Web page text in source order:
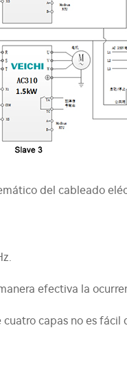
del cableado
efectiva la
capas no es fácil